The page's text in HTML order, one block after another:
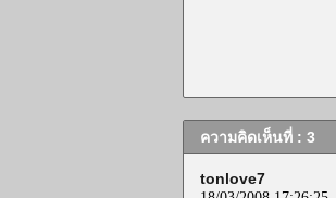
ความคิดเห็นที่ : 3
tonlove7